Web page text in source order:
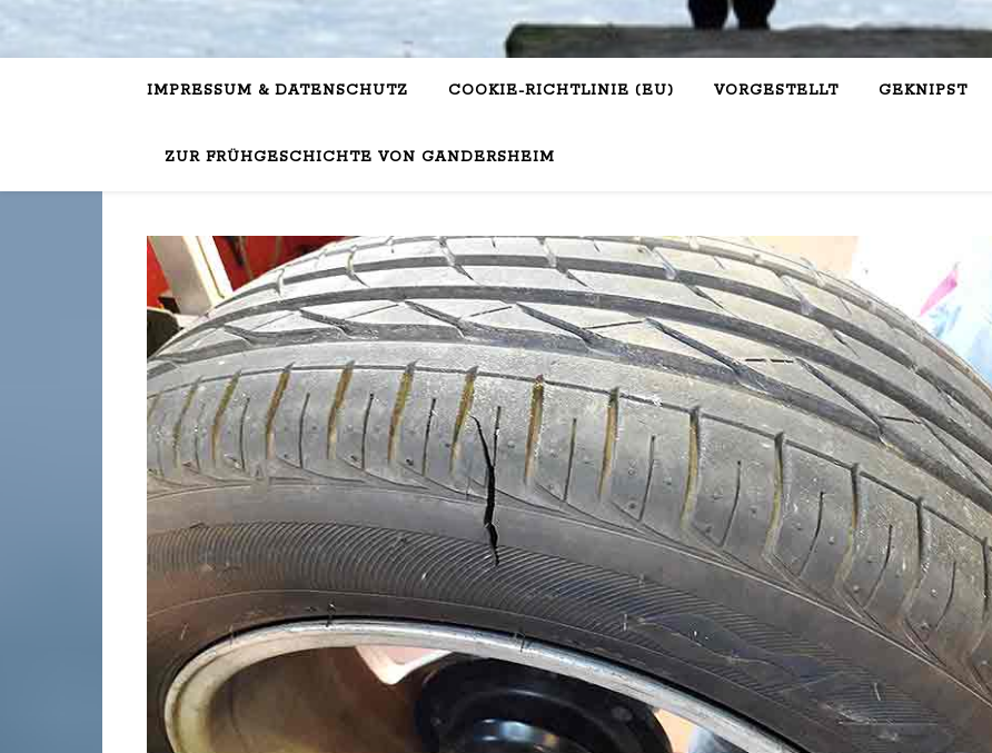
IMPRESSUM & DATENSCHUTZ COOKIE-RICHTLINIE (EU) VORGESTELLT GEKNIPST
ZUR FRÜHGESCHICHTE VON GANDERSHEIM